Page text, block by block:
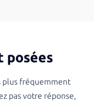
posées
plus fréquemment
pas votre réponse,